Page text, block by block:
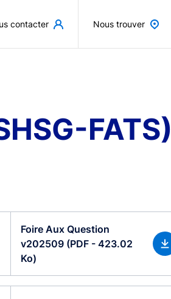
contacter Nous trouver
FATS)
Foire Aux Question
v202509 (PDF - 423.02
Ko)